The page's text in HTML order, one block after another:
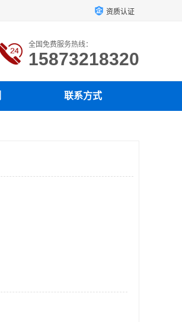
资质认证
全国免费服务热线：
15873218320
联系方式